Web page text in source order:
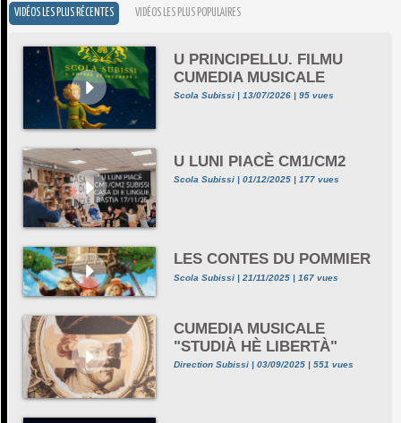
VIDÉOS LES PLUS RÉCENTES VIDÉOS LES PLUS POPULAIRES
U PRINCIPELLU. FILMU
CUMEDIA MUSICALE
Scola Subissi | 13/07/2026 | 95 vues
U LUNI PIACÈ CM1/CM2
Scola Subissi | 01/12/2025 | 177 vues
LES CONTES DU POMMIER
Scola Subissi | 21/11/2025 | 167 vues
CUMEDIA MUSICALE
"STUDIÀ HÈ LIBERTÀ"
Direction Subissi | 03/09/2025 | 551 vues